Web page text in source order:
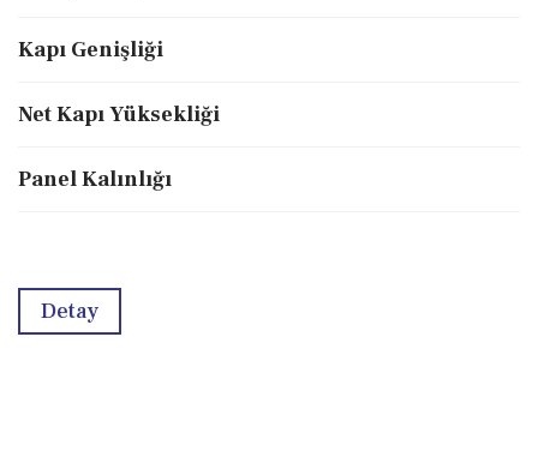
Kapı Genişliği
Net Kapı Yüksekliği
Panel Kalınlığı
Detay